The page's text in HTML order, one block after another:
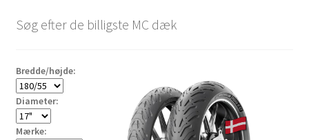
Søg efter de billigste MC dæk
Bredde/højde:
Diameter:
Mærke: